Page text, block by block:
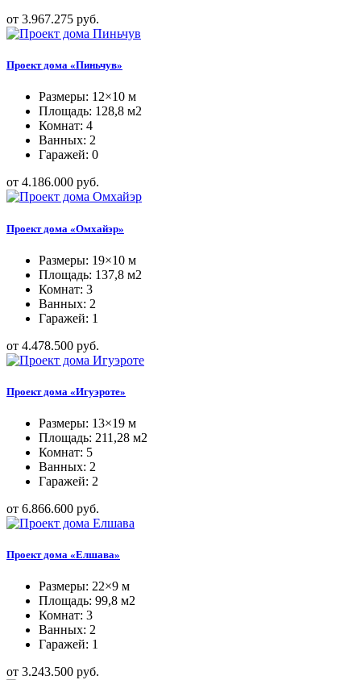
от 3.967.275 руб.
Проект дома «Пиньчув»
Размеры: 12×10 м
Площадь: 128,8 м2
Комнат: 4
Ванных: 2
Гаражей: 0
от 4.186.000 руб.
Проект дома «Омхайэр»
Размеры: 19×10 м
Площадь: 137,8 м2
Комнат: 3
Ванных: 2
Гаражей: 1
от 4.478.500 руб.
Проект дома «Игуэроте»
Размеры: 13×19 м
Площадь: 211,28 м2
Комнат: 5
Ванных: 2
Гаражей: 2
от 6.866.600 руб.
Проект дома «Елшава»
Размеры: 22×9 м
Площадь: 99,8 м2
Комнат: 3
Ванных: 2
Гаражей: 1
от 3.243.500 руб.